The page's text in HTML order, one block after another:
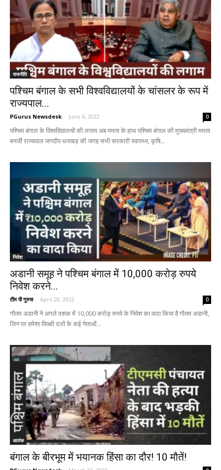
राजनीति
पश्चिम बंगाल के सभी विश्वविद्यालयों के चांसलर के रूप में
राज्यपाल...
PGurus Newsdesk - June 6, 2022 0
पश्चिम बंगाल के विश्वविद्यालयों की लगाम अब ममता के हाथ पश्चिम बंगाल की मुख्यमंत्री ममता
बनर्जी राज्यपाल जगदीप धनखड़ की जगह सभी सरकारी स्वास्थ्य, कृषि...
निवेश
अडानी समूह ने पश्चिम बंगाल में 10,000 करोड़ रुपये
निवेश करने...
टीम पी गुरुस - April 20, 2022 0
गौतम अडानी ने अगले दशक में 10,000 करोड़ रुपये के निवेश का वादा किया है गौतम अडानी,
जिन पर हमेशा विपक्षी दलों के कई नेताओं...
आतंक
बंगाल के बीरभूम में भयानक हिंसा का दौर! 10 मौतें!